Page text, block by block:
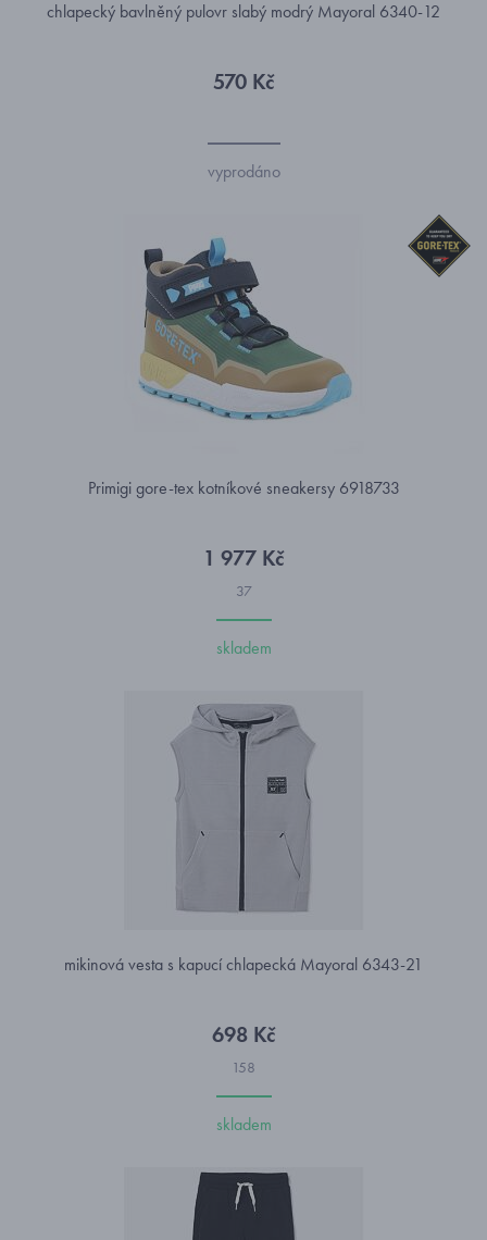
chlapecký bavlněný pulovr slabý modrý Mayoral 6340-12
570 Kč
vyprodáno
Primigi gore-tex kotníkové sneakersy 6918733
1 977 Kč
37
skladem
mikinová vesta s kapucí chlapecká Mayoral 6343-21
698 Kč
158
skladem